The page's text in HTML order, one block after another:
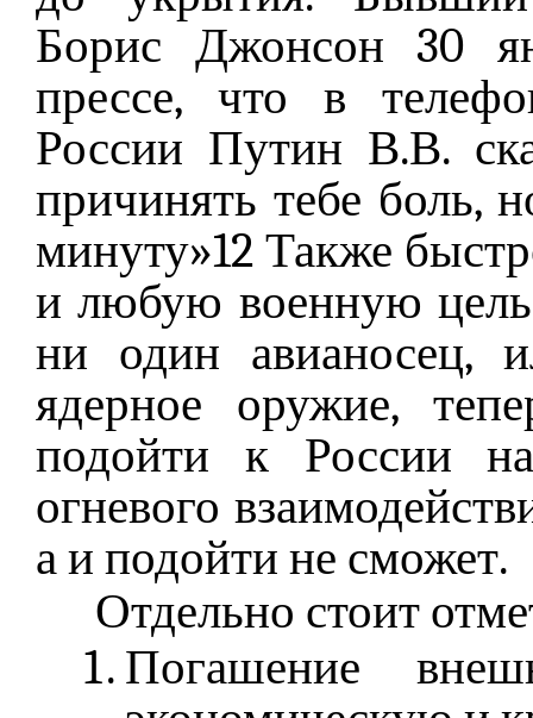
Борис Джонсон 30
прессе, что в
России Путин В.В.
причинять тебе боль,
минуту»12 Также
и любую военную
ни один авианосец,
ядерное оружие,
подойти к России на
огневого
а и подойти не сможет.
Отдельно стоит
Погашение